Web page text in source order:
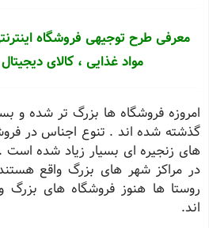
معرفی طرح توجیهی فروشگاه
مواد غذایی ، کالای
امروزه فروشگاه ها بزرگ تر شده و
گذشته شده اند . تنوع اجناس در
های زنجیره ای بسیار زیاد شده است
در مراکز شهر های بزرگ واقع
روستا ها هنوز فروشگاه های
اند.